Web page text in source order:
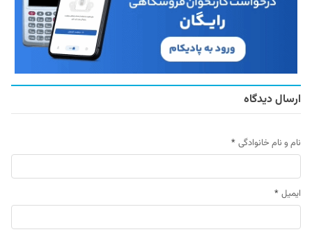
ارسال دیدگاه
نام و نام خانوادگی *
ایمیل *